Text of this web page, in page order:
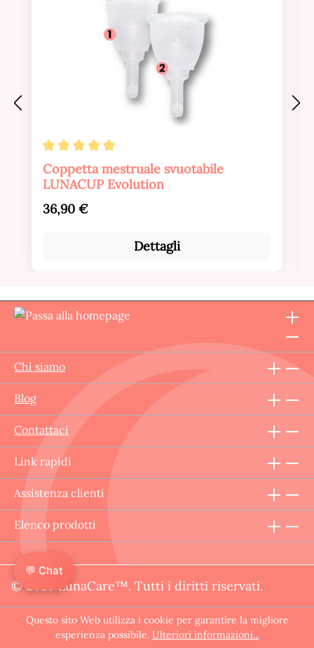
Valutazione media di 4.88 su 5 stelle
Coppetta mestruale svuotabile
LUNACUP Evolution
Prezzo normale:
36,90 €
Dettagli
Chi siamo
Blog
Contattaci
Link rapidi
Assistenza clienti
Elenco prodotti
© 2025 LunaCare™. Tutti i diritti riservati.
Questo sito Web utilizza i cookie per garantire la migliore
esperienza possibile. Ulteriori informazioni...
💬 Chat